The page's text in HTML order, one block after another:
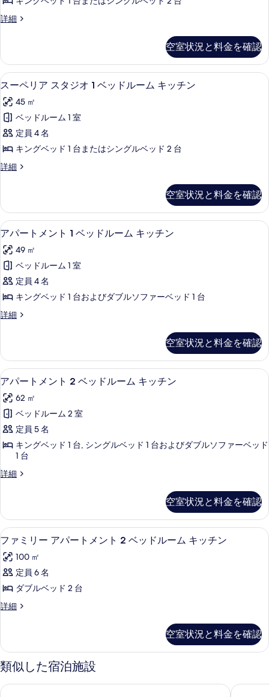
り
込
件
ベ
ッ
ル
ー
ム
バ
リ
ア
フ
リ
ッ
チ
ン
の
す
べ
て
の
真
を
表
示
す
る
詳細
ス
1
ベ
ッ
ル
ー
バ
リ
フ
ッ
チ
ン
の
詳
細
空室状況と料金を確認
ス
ー
ペ
リ
ア
ス
タ
オ
ベ
ッ
ド
ル
ー
ム
チ
ン
の
す
べ
て
の
写
表
示
す
る
スーペリア スタジオ 1 ベッドルーム
6
スーペリア スタジオ 1 ベッドルーム キッチン
45 ㎡
ベッドルーム 1 室
定員 4 名
キングベッド 1 台またはシングルベッド 2 台
詳細
ス
ア
ス
タ
オ
ッ
ド
ー
チ
ン
の
詳
細
空室状況と料金を確認
ア
パ
ー
ト
メ
ン
ト
ベ
ッ
ド
ル
ー
ム
キ
チ
す
べ
て
の
写
真
示
す
アパートメント 1 ベッドルーム キッ
9
アパートメント 1 ベッドルーム キッチン
49 ㎡
ベッドルーム 1 室
定員 4 名
キングベッド 1 台およびダブルソファーベッド 1 台
詳細
ア
メ
ン
ト
ベ
ッ
ル
ー
ッ
詳
細
空室状況と料金を確認
ア
パ
ー
ト
メ
ン
ト
ッ
ド
ル
ー
ム
キ
ッ
の
す
べ
アパートメント 2 ベッドルーム キ
5
アパートメント 2 ベッドルーム キッチン
62 ㎡
ベッドルーム 2 室
定員 5 名
キングベッド 1 台, シングルベッド 1 台およびダブルソファーベッド
1 台
詳細
ア
メ
ン
ト
ベ
ッ
ル
ー
ム
チ
の
細
空室状況と料金を確認
フ
ァ
ミ
リ
ー
ア
ー
ト
メ
ン
ファミリー アパートメント 2 ベッド
6
ファミリー アパートメント 2 ベッドルーム キッチン
100 ㎡
定員 6 名
ダブルベッド 2 台
詳細
フ
ー
ア
パ
ト
空室状況と料金を確認
類似した宿泊施設
アパルト フィレンツェ マニファットゥーラ プラス